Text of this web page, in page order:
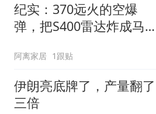
纪实：370远火的空爆
弹，把S400雷达炸成马蜂
了
阿离家居 1跟贴
伊朗亮底牌了，产量翻了
三倍